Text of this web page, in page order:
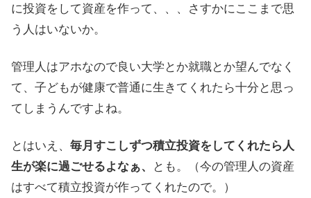
に投資をして資産を作って、、、さすかにここまで思
う人はいないか。
管理人はアホなので良い大学とか就職とか望んでなく
て、子どもが健康で普通に生きてくれたら十分と思っ
てしまうんですよね。
とはいえ、 毎月すこしずつ積立投資をしてくれたら人
生が楽に過ごせるよなぁ、
とも。（今の管理人の資産
はすべて積立投資が作ってくれたので。）